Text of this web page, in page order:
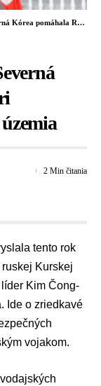
pri odmínovaní ukrajinského územia
2 Min čitania
tento rok
Kurskej
Kim Čong-
Ide o zriedkavé
vojakom.